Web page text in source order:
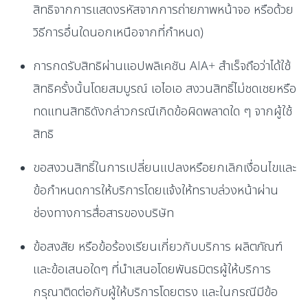
สิทธิจากการแสดงรหัสจากการถ่ายภาพหน้าจอ หรือด้วย
วิธีการอื่นใดนอกเหนือจากที่กำหนด)
การกดรับสิทธิผ่านแอปพลิเคชัน AIA+ สำเร็จถือว่าได้ใช้
สิทธิครั้งนั้นโดยสมบูรณ์ เอไอเอ สงวนสิทธิ์ไม่ชดเชยหรือ
ทดแทนสิทธิดังกล่าวกรณีเกิดข้อผิดพลาดใด ๆ จากผู้ใช้
สิทธิ
ขอสงวนสิทธิ์ในการเปลี่ยนแปลงหรือยกเลิกเงื่อนไขและ
ข้อกำหนดการให้บริการโดยแจ้งให้ทราบล่วงหน้าผ่าน
ช่องทางการสื่อสารของบริษัท
ข้อสงสัย หรือข้อร้องเรียนเกี่ยวกับบริการ ผลิตภัณฑ์
และข้อเสนอใดๆ ที่นำเสนอโดยพันธมิตรผู้ให้บริการ
กรุณาติดต่อกับผู้ให้บริการโดยตรง และในกรณีมีข้อ